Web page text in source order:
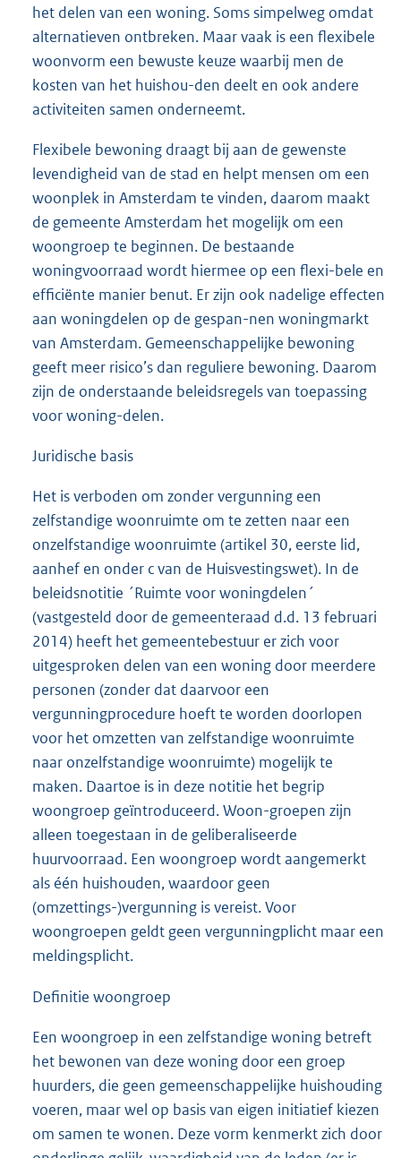
het delen van een woning. Soms simpelweg omdat
alternatieven ontbreken. Maar vaak is een flexibele
woonvorm een bewuste keuze waarbij men de
kosten van het huishou-den deelt en ook andere
activiteiten samen onderneemt.
Flexibele bewoning draagt bij aan de gewenste
levendigheid van de stad en helpt mensen om een
woonplek in Amsterdam te vinden, daarom maakt
de gemeente Amsterdam het mogelijk om een
woongroep te beginnen. De bestaande
woningvoorraad wordt hiermee op een flexi-bele en
efficiënte manier benut. Er zijn ook nadelige effecten
aan woningdelen op de gespan-nen woningmarkt
van Amsterdam. Gemeenschappelijke bewoning
geeft meer risico’s dan reguliere bewoning. Daarom
zijn de onderstaande beleidsregels van toepassing
voor woning-delen.
Juridische basis
Het is verboden om zonder vergunning een
zelfstandige woonruimte om te zetten naar een
onzelfstandige woonruimte (artikel 30, eerste lid,
aanhef en onder c van de Huisvestingswet). In de
beleidsnotitie ´Ruimte voor woningdelen´
(vastgesteld door de gemeenteraad d.d. 13 februari
2014) heeft het gemeentebestuur er zich voor
uitgesproken delen van een woning door meerdere
personen (zonder dat daarvoor een
vergunningprocedure hoeft te worden doorlopen
voor het omzetten van zelfstandige woonruimte
naar onzelfstandige woonruimte) mogelijk te
maken. Daartoe is in deze notitie het begrip
woongroep geïntroduceerd. Woon-groepen zijn
alleen toegestaan in de geliberaliseerde
huurvoorraad. Een woongroep wordt aangemerkt
als één huishouden, waardoor geen
(omzettings-)vergunning is vereist. Voor
woongroepen geldt geen vergunningplicht maar een
meldingsplicht.
Definitie woongroep
Een woongroep in een zelfstandige woning betreft
het bewonen van deze woning door een groep
huurders, die geen gemeenschappelijke huishouding
voeren, maar wel op basis van eigen initiatief kiezen
om samen te wonen. Deze vorm kenmerkt zich door